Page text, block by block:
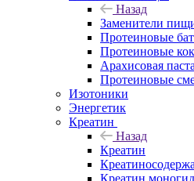
Назад
Заменители
Протеиновые
Протеиновые
Арахисовая паста
Протеиновые
Изотоники
Энергетик
Креатин
Назад
Креатин
Креатин